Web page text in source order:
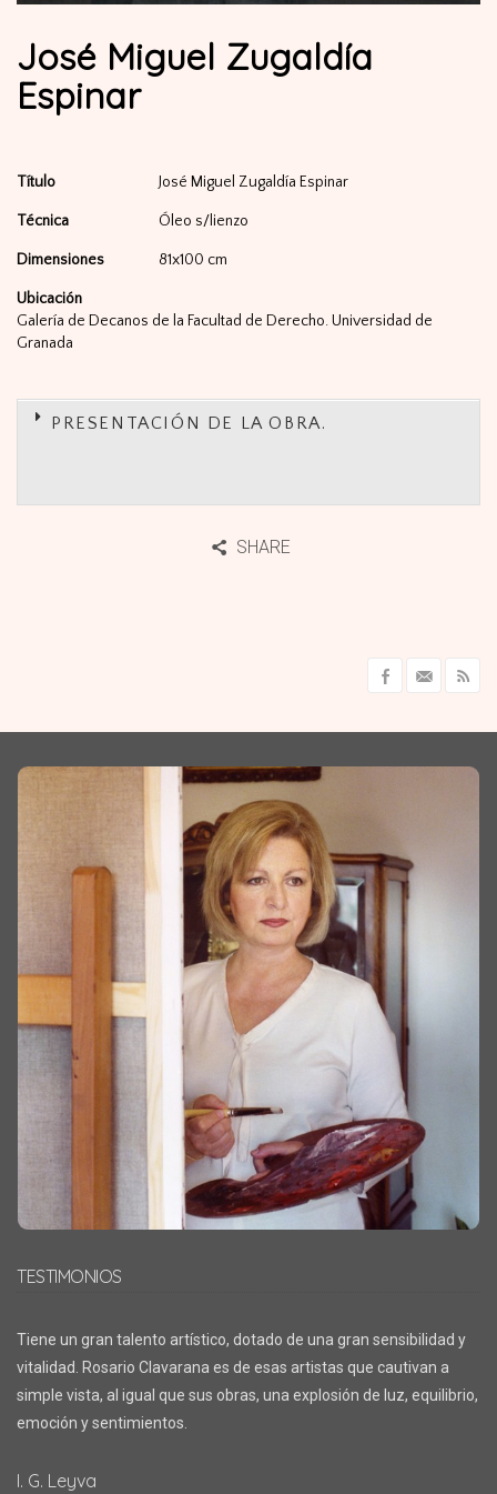
José Miguel Zugaldía
Espinar
Título José Miguel Zugaldía Espinar
Técnica Óleo s/lienzo
Dimensiones 81x100 cm
Ubicación
Galería de Decanos de la Facultad de Derecho. Universidad de
Granada
PRESENTACIÓN DE LA OBRA.
SHARE
TESTIMONIOS
Tiene un gran talento artístico, dotado de una gran sensibilidad y
vitalidad. Rosario Clavarana es de esas artistas que cautivan a
simple vista, al igual que sus obras, una explosión de luz, equilibrio,
emoción y sentimientos.
I. G. Leyva